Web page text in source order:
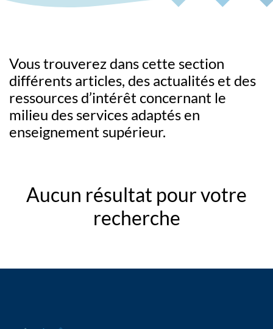
Vous trouverez dans cette section
différents articles, des actualités et des
ressources d’intérêt concernant le
milieu des services adaptés en
enseignement supérieur.
Aucun résultat pour votre
recherche